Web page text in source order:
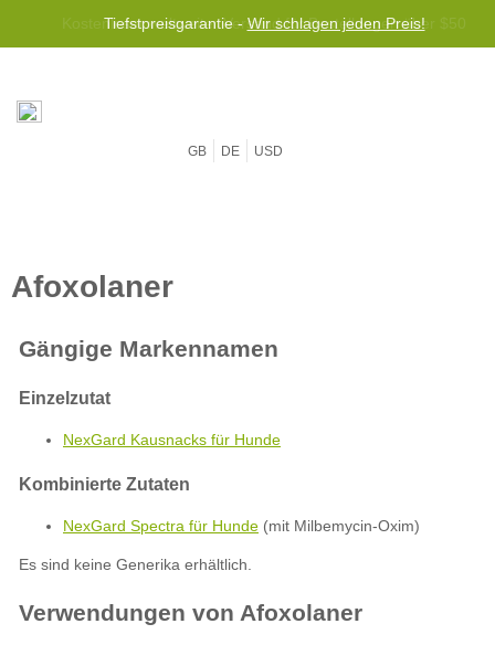
Tiefstpreisgarantie -Wir schlagen jeden Preis!
Kostenloser weltweiter Versand für Bestellungen über $50
GB DE USD
NexGard Kausnacks für Hunde
NexGard Spectra für Hunde (mit Milbemycin-Oxim)